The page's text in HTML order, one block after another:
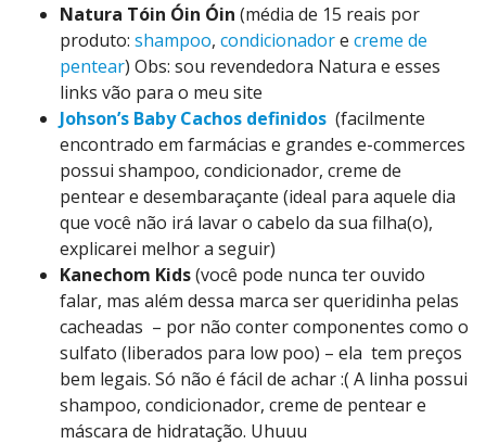
Natura Tóin Óin Óin (média de 15 reais por
produto: shampoo, condicionadore creme de
pentear) Obs: sou revendedora Natura e esses
links vão para o meu site
Johson’s Baby Cachos definidos (facilmente
encontrado em farmácias e grandes e-commerces
possui shampoo, condicionador, creme de
pentear e desembaraçante (ideal para aquele dia
que você não irá lavar o cabelo da sua filha(o),
explicarei melhor a seguir)
Kanechom Kids(você pode nunca ter ouvido
falar, mas além dessa marca ser queridinha pelas
cacheadas – por não conter componentes como o
sulfato (liberados para low poo) – ela tem preços
bem legais. Só não é fácil de achar :( A linha possui
shampoo, condicionador, creme de pentear e
máscara de hidratação. Uhuuu